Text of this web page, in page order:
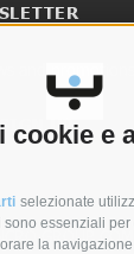
cookie e
selezionate
sono essenziali
la navigazione
UP
GROUP